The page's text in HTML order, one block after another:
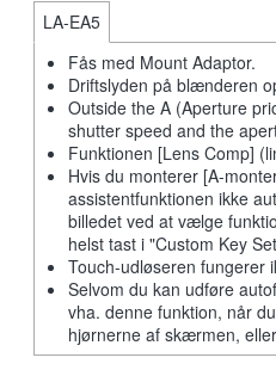
LA-EA5
Fås med Mount Adaptor.
Driftslyden på blænderen
Outside the A (Aperture
shutter speed and the
Funktionen [Lens Comp]
Hvis du monterer [A-
assistentfunktionen ikke
billedet ved at vælge
helst tast i "Custom Key
Touch-udløseren fungerer
Selvom du kan udføre
vha. denne funktion, når
hjørnerne af skærmen,